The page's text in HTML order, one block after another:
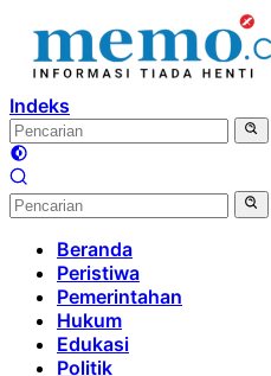
konten
Indeks
Beranda
Peristiwa
Pemerintahan
Hukum
Edukasi
Politik